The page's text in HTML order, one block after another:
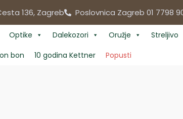
136, Zagreb Poslovnica Zagreb 01 7798
Optike Dalekozori Oružje Streljivo
bon 10 godina Kettner Popusti